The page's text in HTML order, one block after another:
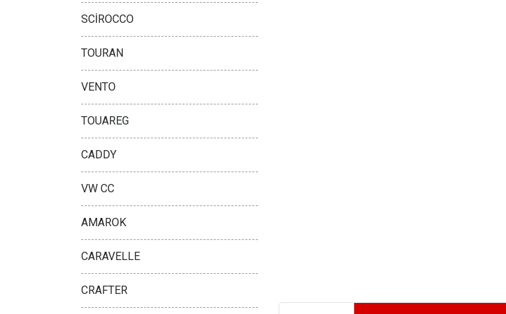
SCİROCCO
TOURAN
VENTO
TOUAREG
CADDY
VW CC
AMAROK
CARAVELLE
CRAFTER